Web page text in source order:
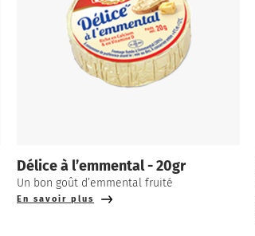
Délice à l’emmental - 20gr
Un bon goût d’emmental fruité
En savoir plus